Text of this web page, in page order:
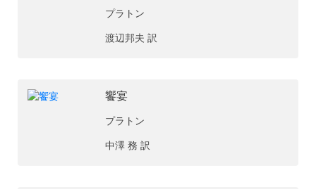
プラトン
渡辺邦夫 訳
饗宴
プラトン
中澤 務 訳